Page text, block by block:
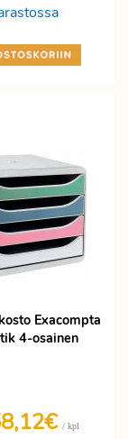
Exacompta
4-osainen
/ kpl